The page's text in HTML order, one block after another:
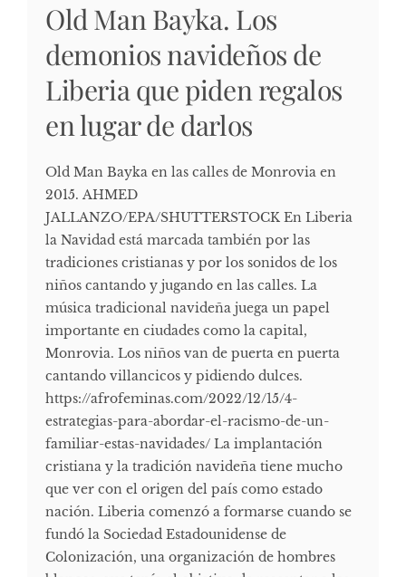
Old Man Bayka. Los
demonios navideños de
Liberia que piden regalos
en lugar de darlos
Old Man Bayka en las calles de Monrovia en
2015. AHMED
JALLANZO/EPA/SHUTTERSTOCK En Liberia
la Navidad está marcada también por las
tradiciones cristianas y por los sonidos de los
niños cantando y jugando en las calles. La
música tradicional navideña juega un papel
importante en ciudades como la capital,
Monrovia. Los niños van de puerta en puerta
cantando villancicos y pidiendo dulces.
https://afrofeminas.com/2022/12/15/4-
estrategias-para-abordar-el-racismo-de-un-
familiar-estas-navidades/ La implantación
cristiana y la tradición navideña tiene mucho
que ver con el origen del país como estado
nación. Liberia comenzó a formarse cuando se
fundó la Sociedad Estadounidense de
Colonización, una organización de hombres